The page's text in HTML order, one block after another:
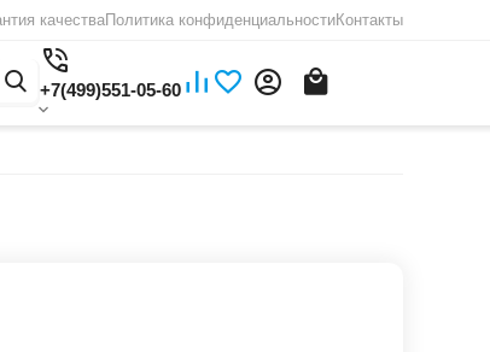
качестваПолитика конфиденциальностиКонтакты
+7(499)551-05-60